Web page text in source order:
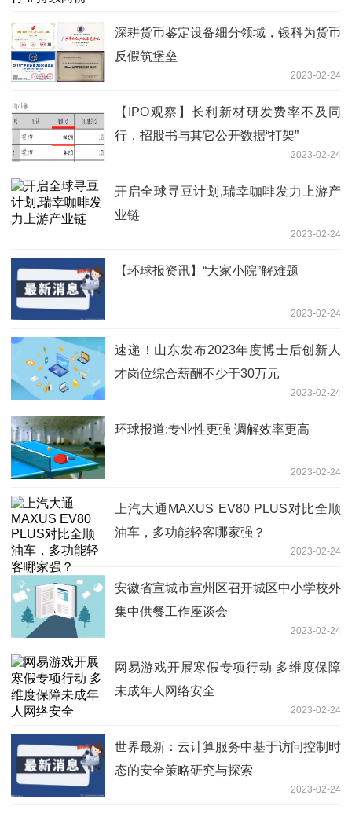
深耕货币鉴定设备细分领域，银科为货币
反假筑堡垒
2023-02-24
【IPO观察】长利新材研发费率不及同
行，招股书与其它公开数据“打架”
2023-02-24
开启全球寻豆计划,瑞幸咖啡发力上游产
业链
2023-02-24
【环球报资讯】“大家小院”解难题
2023-02-24
速递！山东发布2023年度博士后创新人
才岗位综合薪酬不少于30万元
2023-02-24
环球报道:专业性更强 调解效率更高
2023-02-24
上汽大通MAXUS EV80 PLUS对比全顺
油车，多功能轻客哪家强？
2023-02-24
安徽省宣城市宣州区召开城区中小学校外
集中供餐工作座谈会
2023-02-24
网易游戏开展寒假专项行动 多维度保障
未成年人网络安全
2023-02-24
世界最新：云计算服务中基于访问控制时
态的安全策略研究与探索
2023-02-24